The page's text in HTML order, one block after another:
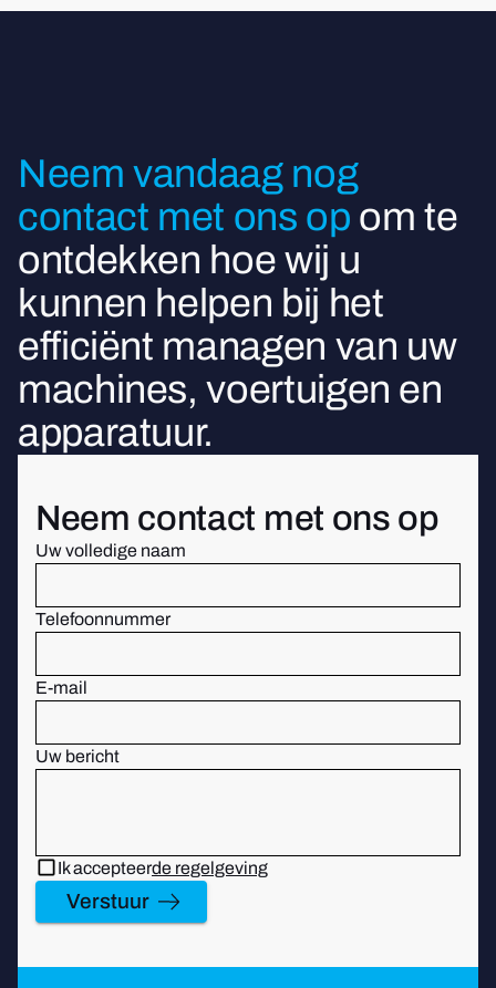
Neem vandaag nog
contact met ons op om te
ontdekken hoe wij u
kunnen helpen bij het
efficiënt managen van uw
machines, voertuigen en
apparatuur.
Neem contact met ons op
Uw volledige naam
Telefoonnummer
E-mail
Uw bericht
Ik accepteerde regelgeving
Verstuur